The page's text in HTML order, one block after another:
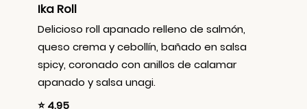
Ika Roll
Delicioso roll apanado relleno de salmón,
queso crema y cebollín, bañado en salsa
spicy, coronado con anillos de calamar
apanado y salsa unagi.
⭐ 4.95